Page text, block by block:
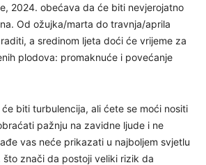
2024. obećava da će biti nevjerojatno
Od ožujka/marta do travnja/aprila
a sredinom ljeta doći će vrijeme za
plodova: promaknuće i povećanje
biti turbulencija, ali ćete se moći nositi
pažnju na zavidne ljude i ne
vas neće prikazati u najboljem svjetlu
znači da postoji veliki rizik da